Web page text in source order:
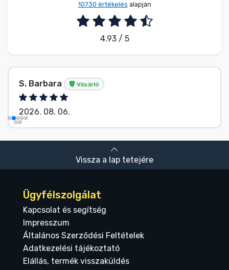
10730 értékelés alapján
4.93 / 5
S. Barbara Vásárló
2026. 08. 06.
Vissza a lap tetejére
Ügyfélszolgálat
Kapcsolat és segítség
Impresszum
Általános Szerződési Feltételek
Adatkezelési tájékoztató
Elállás, termék visszaküldés